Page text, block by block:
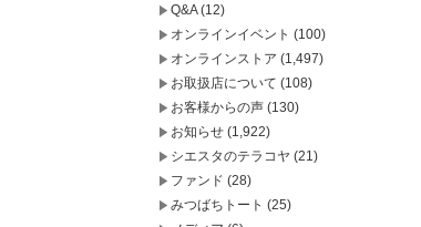
Q&A(12)
オンラインイベント (100)
オンラインストア (1,497)
お取扱店について (108)
お客様からの声 (130)
お知らせ (1,922)
シエスタのテラコヤ (21)
ファンド (28)
みつばちトート (25)